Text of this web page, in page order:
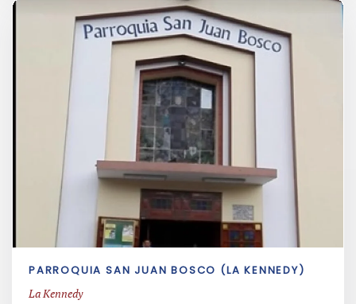
PARROQUIA SAN JUAN BOSCO (LA KENNEDY)
La Kennedy